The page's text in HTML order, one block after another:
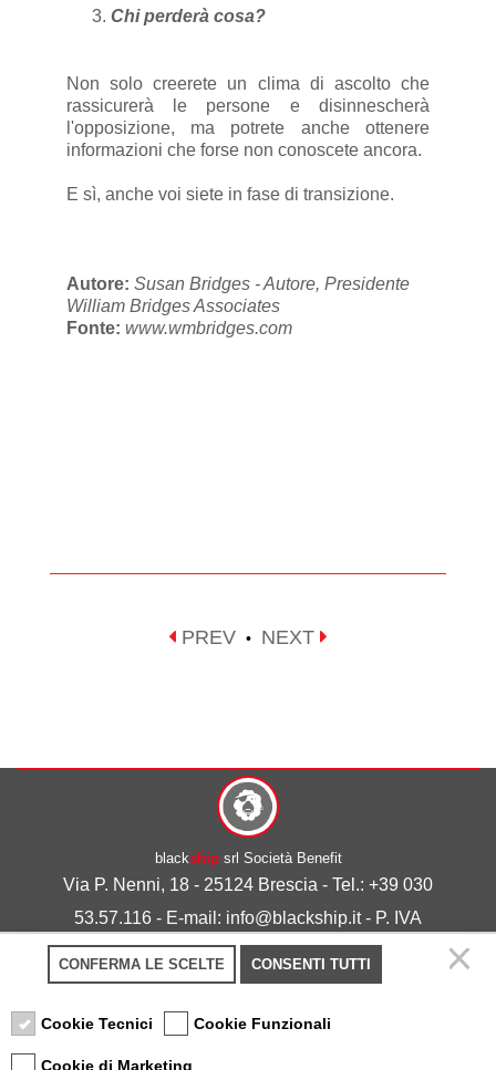
Chi perderà cosa?
Non solo creerete un clima di ascolto che
rassicurerà le persone e disinnescherà
l'opposizione, ma potrete anche ottenere
informazioni che forse non conoscete ancora.
E sì, anche voi siete in fase di transizione.
Autore: Susan Bridges - Autore, Presidente
William Bridges Associates
Fonte: www.wmbridges.com
PREV • NEXT
blackshipsrl Società Benefit
Via P. Nenni, 18 - 25124 Brescia - Tel.: +39 030
53.57.116 - E-mail: info@blackship.it - P. IVA
03492980986
Privacy policy-Cookie policy
CONFERMA LE SCELTE CONSENTI TUTTI
Cookie Tecnici Cookie Funzionali
Cookie di Marketing